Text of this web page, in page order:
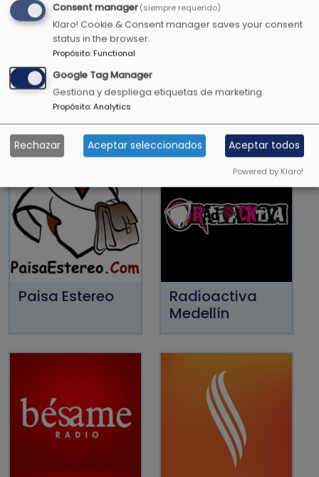
Radio Cielos
Abiertos
Javeriana
Paisa Estereo
Radioactiva
Medellín
Consent manager(siempre requerido)
Klaro! Cookie & Consent manager saves your consent
status in the browser.
Propósito:Functional
Google Tag Manager
Gestiona y despliega etiquetas de marketing.
Propósito:Analytics
Rechazar Aceptar seleccionados Aceptar todos
Powered by Klaro!